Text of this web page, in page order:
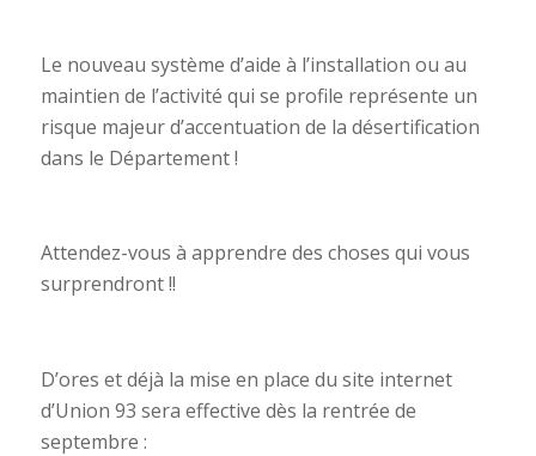
Le nouveau système d’aide à l’installation ou au
maintien de l’activité qui se profile représente un
risque majeur d’accentuation de la désertification
dans le Département !
Attendez-vous à apprendre des choses qui vous
surprendront !!
D’ores et déjà la mise en place du site internet
d’Union 93 sera effective dès la rentrée de
septembre :